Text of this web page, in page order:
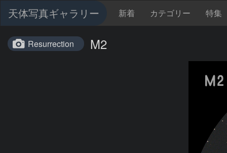
天体写真ギャラリー 新着 カテゴリー 特集
Resurrection M2